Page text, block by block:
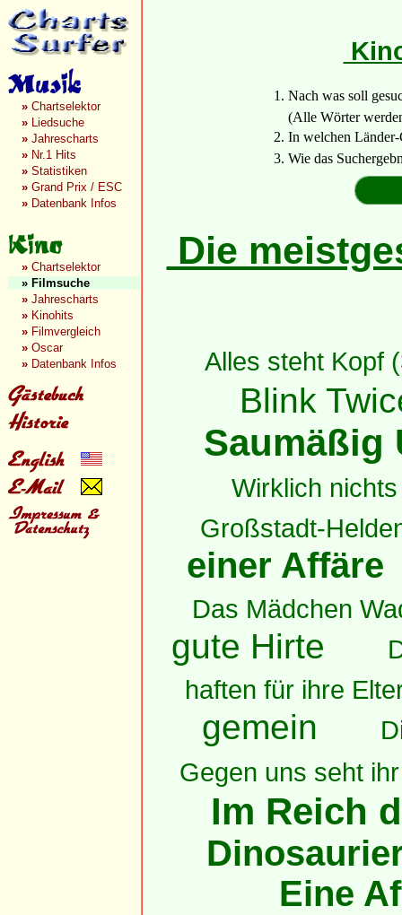
» Chartselektor
» Liedsuche
» Jahrescharts
» Nr.1 Hits
» Statistiken
» Grand Prix / ESC
» Datenbank Infos
» Chartselektor
» Filmsuche
» Jahrescharts
» Kinohits
» Filmvergleich
» Oscar
» Datenbank Infos
1. Nach was soll
(Alle Wörter
2. In welchen Länder-
3. Wie das
Die
Alles steht Kopf
Blink
Saumäßig
Wirklich
Großstadt-
einer Affäre
Das Mädchen
gute Hirte
haften für ihre
gemein
Gegen uns seht
Im Reich
Eine